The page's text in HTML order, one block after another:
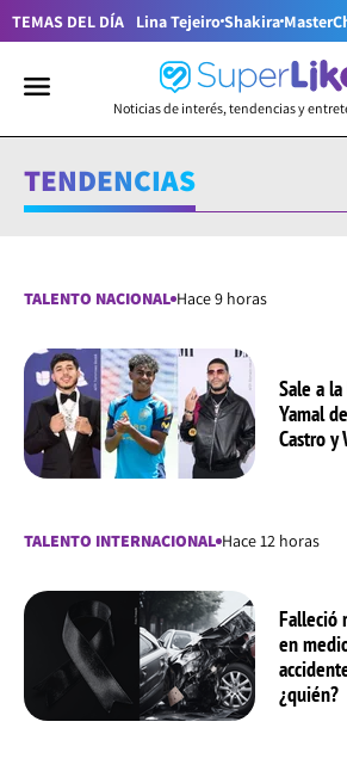
TEMAS DEL DÍA Lina TejeiroShakira
Noticias de interés, tendencias y
TENDENCIAS
TALENTO NACIONAL Hace 9 horas
Sale a
Yamal
Castro y
TALENTO INTERNACIONAL Hace 12 horas
Falleció
en
¿quién?